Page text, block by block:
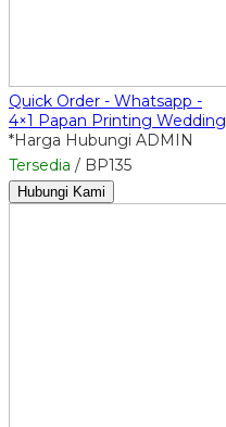
Quick Order - Whatsapp -
4×1 Papan Printing Wedding
*Harga Hubungi ADMIN
Tersedia / BP135
Hubungi Kami